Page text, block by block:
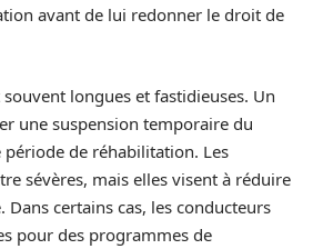
avant de lui redonner le droit de
longues et fastidieuses. Un
une suspension temporaire du
période de réhabilitation. Les
sévères, mais elles visent à réduire
Dans certains cas, les conducteurs
pour des programmes de